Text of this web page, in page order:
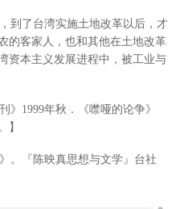
到了台湾实施土地改革以后，才
的客家人，也和其他在土地改革
资本主义发展进程中，被工业与
》1999年秋．《噤哑的论争》
】
。『陈映真思想与文学』台社